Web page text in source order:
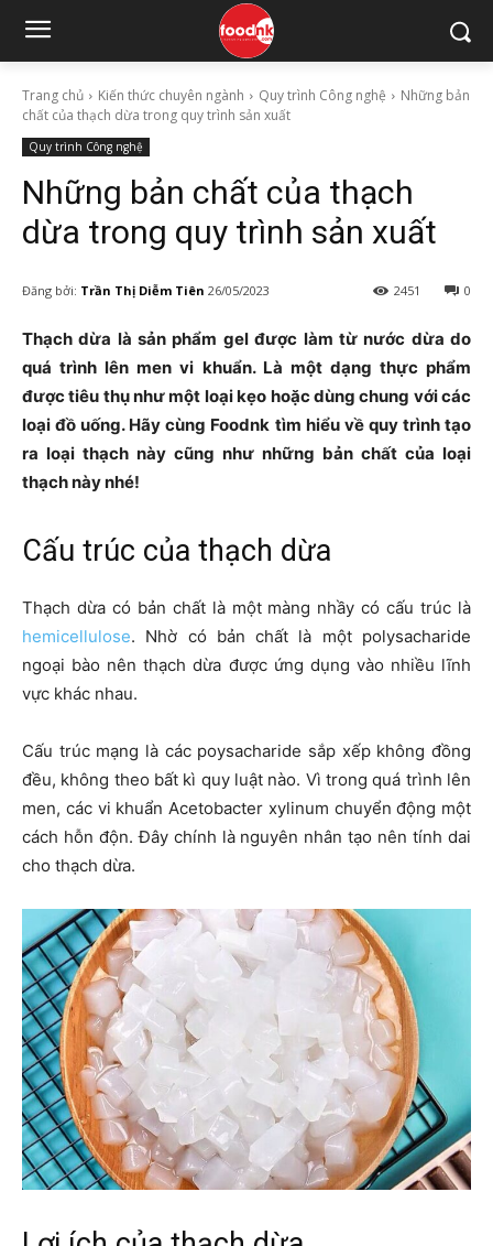
Trang chủ Kiến thức chuyên ngành Quy trình Công nghệ
Những bản
chất của thạch dừa trong quy trình sản xuất
Quy trình Công nghệ
Những bản chất của thạch
dừa trong quy trình sản xuất
Đăng bởi: Trần Thị Diễm Tiên 26/05/2023 0
2451
Thạch dừa là sản phẩm gel được làm từ nước dừa do
quá trình lên men vi khuẩn. Là một dạng thực phẩm
được tiêu thụ như một loại kẹo hoặc dùng chung với các
loại đồ uống. Hãy cùng Foodnk tìm hiểu về quy trình tạo
ra loại thạch này cũng như những bản chất của loại
thạch này nhé!
Cấu trúc của thạch dừa
Thạch dừa có bản chất là một màng nhầy có cấu trúc là
hemicellulose. Nhờ có bản chất là một polysacharide
ngoại bào nên thạch dừa được ứng dụng vào nhiều lĩnh
vực khác nhau.
Cấu trúc mạng là các poysacharide sắp xếp không đồng
đều, không theo bất kì quy luật nào. Vì trong quá trình lên
men, các vi khuẩn Acetobacter xylinum chuyển động một
cách hỗn độn. Đây chính là nguyên nhân tạo nên tính dai
cho thạch dừa.